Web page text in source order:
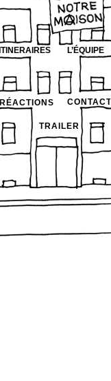
ITINERAIRES L’ÉQUIPE
RÉACTIONS CONTACT
TRAILER